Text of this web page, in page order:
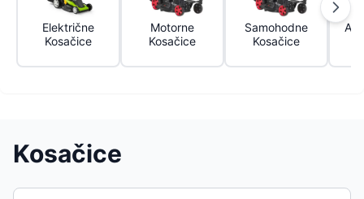
Električne
Kosačice
Motorne
Kosačice
Samohodne
Kosačice
Kosačice